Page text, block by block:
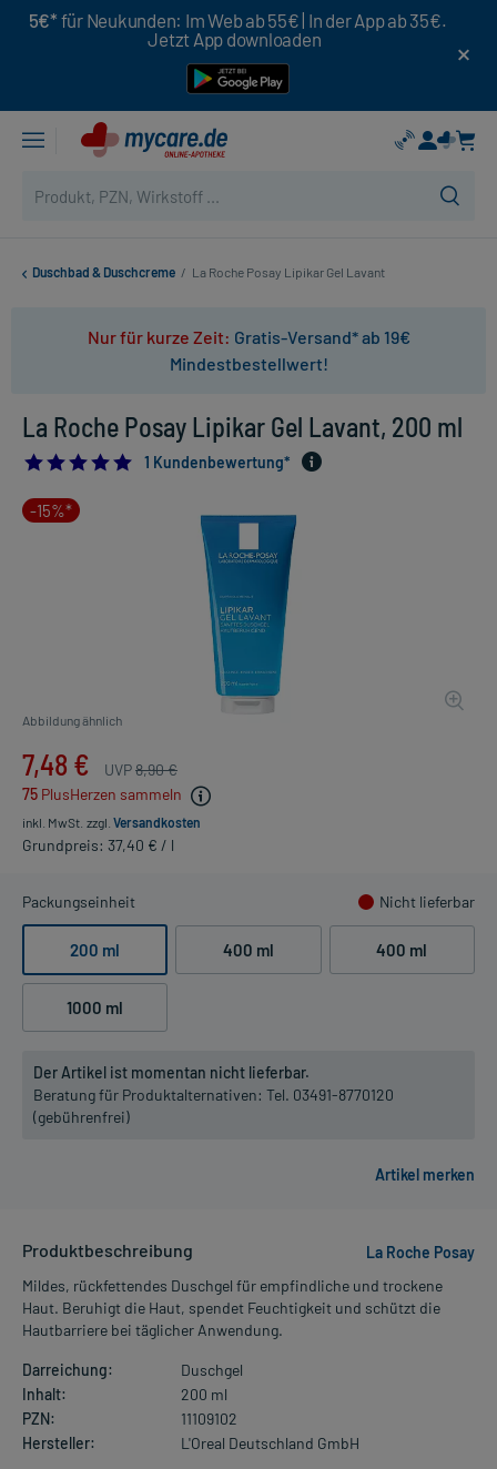
5€* für Neukunden: Im Web ab 55€ | In der App ab 35€.
Jetzt App downloaden
Duschbad & Duschcreme / La Roche Posay Lipikar Gel Lavant
Nur für kurze Zeit: Gratis-Versand* ab 19€
Mindestbestellwert!
La Roche Posay Lipikar Gel Lavant, 200 ml
5.01 Kundenbewertung*
-15%*
Abbildung ähnlich
7,48 € UVP8,90 €
75 PlusHerzen sammeln
inkl. MwSt. zzgl. Versandkosten
Grundpreis: 37,40 € / l
Packungseinheit Nicht lieferbar
200 ml 400 ml 400 ml
1000 ml
Der Artikel ist momentan nicht lieferbar.
Beratung für Produktalternativen: Tel. 03491-8770120
(gebührenfrei)
Produktbeschreibung
La Roche Posay
Mildes, rückfettendes Duschgel für empfindliche und trockene
Haut. Beruhigt die Haut, spendet Feuchtigkeit und schützt die
Hautbarriere bei täglicher Anwendung.
Darreichung:
Duschgel
Inhalt:
200 ml
PZN:
11109102
Hersteller:
L'Oreal Deutschland GmbH